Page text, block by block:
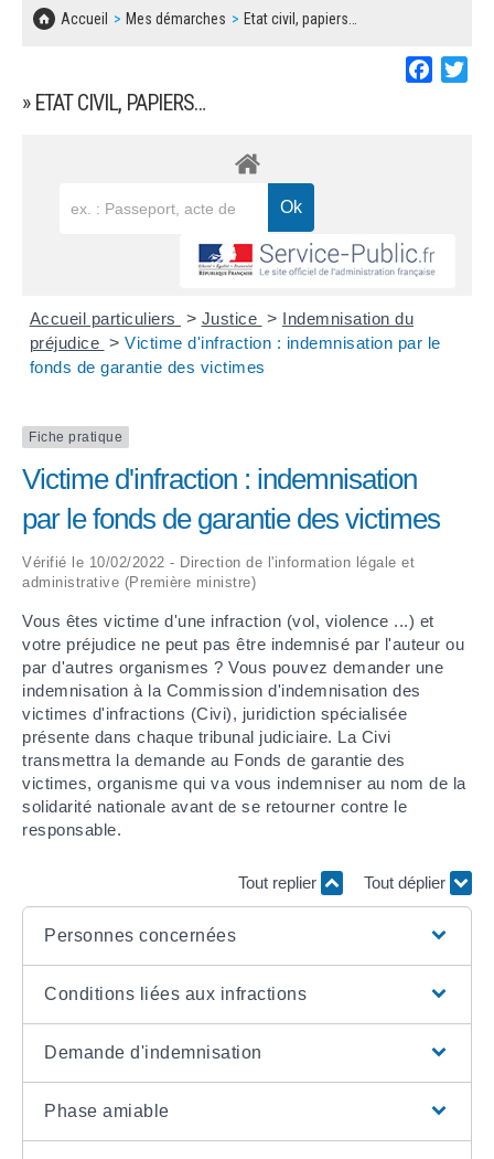
Accueil Mes démarches Etat civil, papiers…
» ETAT CIVIL, PAPIERS…
Accueil particuliers > Justice > Indemnisation du
préjudice > Victime d'infraction : indemnisation par le
fonds de garantie des victimes
Fiche pratique
Victime d'infraction : indemnisation
par le fonds de garantie des victimes
Vérifié le 10/02/2022 - Direction de l'information légale et
administrative (Première ministre)
Vous êtes victime d'une infraction (vol, violence ...) et
votre préjudice ne peut pas être indemnisé par l'auteur ou
par d'autres organismes ? Vous pouvez demander une
indemnisation à la Commission d'indemnisation des
victimes d'infractions (Civi), juridiction spécialisée
présente dans chaque tribunal judiciaire. La Civi
transmettra la demande au Fonds de garantie des
victimes, organisme qui va vous indemniser au nom de la
solidarité nationale avant de se retourner contre le
responsable.
Tout replier Tout déplier
Personnes concernées
Conditions liées aux infractions
Demande d'indemnisation
Phase amiable
CONCERTATIONS PUBLIQUES
SOLIDARITÉ, LOGEMENT
DECHETS
BESOIN D'UNE AIDE ?
LES ASSOCIATIONS
MARCHÉS PUBLICS
REGLEMENT LOCAL DE PUBLICITÉ
DECLARATION DE DEMARCHAGE
DOSSIER DE DEMANDE DE SUBVENTION
DEMANDE DE PRÊT DE MATERIEL
FICHE D'ORGANISATION MANIFESTATION
PLAN D'ACTION MUNICIPAL